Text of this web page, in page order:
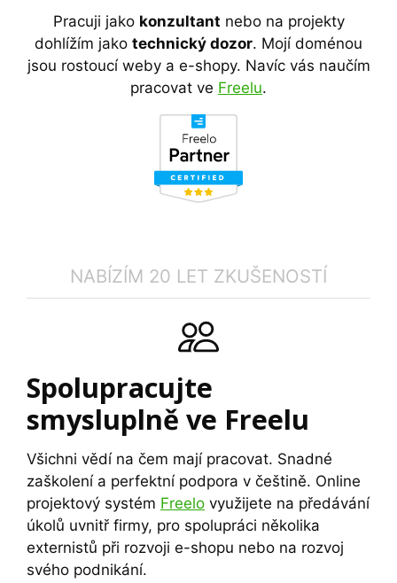
Pracuji jako konzultant nebo na projekty
dohlížím jako technický dozor. Mojí doménou
jsou rostoucí weby a e-shopy. Navíc vás naučím
pracovat ve Freelu.
NABÍZÍM 20 LET ZKUŠENOSTÍ
Spolupracujte
smysluplně ve Freelu
Všichni vědí na čem mají pracovat. Snadné
zaškolení a perfektní podpora v češtině. Online
projektový systém Freelo využijete na předávání
úkolů uvnitř firmy, pro spolupráci několika
externistů při rozvoji e-shopu nebo na rozvoj
svého podnikání.